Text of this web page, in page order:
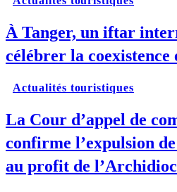
À Tanger, un iftar
célébrer la coexistence
Actualités touristiques
La Cour d’appel de
confirme l’expulsion
au profit de